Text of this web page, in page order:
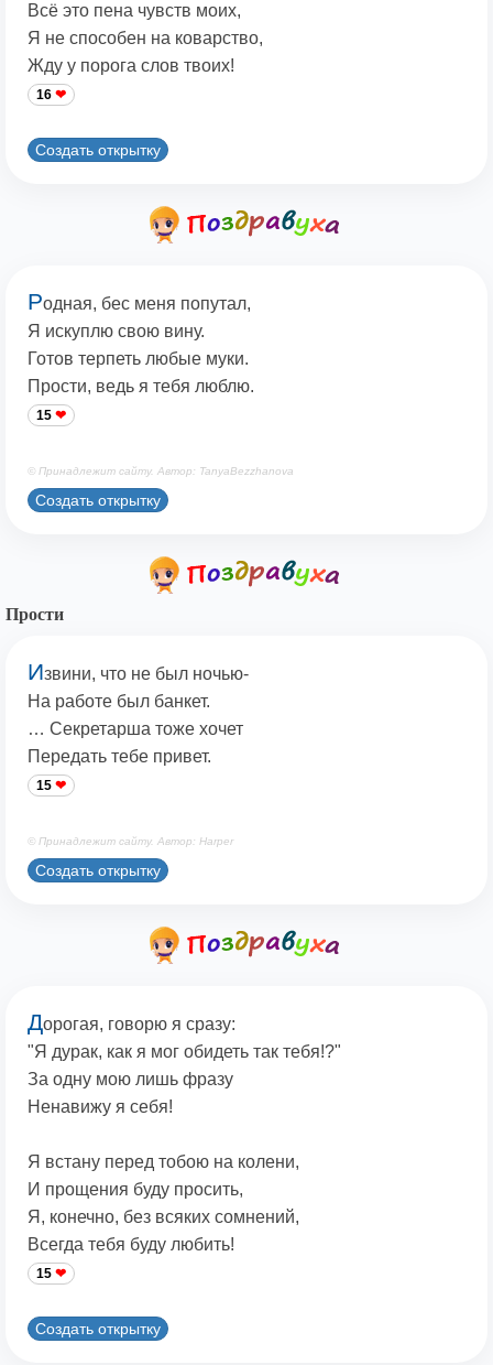
Всё это пена чувств моих,
Я не способен на коварство,
Жду у порога слов твоих!
16
Создать открытку
Родная, бес меня попутал,
Я искуплю свою вину.
Готов терпеть любые муки.
Прости, ведь я тебя люблю.
15
© Принадлежит сайту. Автор: TanyaBezzhanova
Создать открытку
Прости
Извини, что не был ночью-
На работе был банкет.
… Секретарша тоже хочет
Передать тебе привет.
15
© Принадлежит сайту. Автор: Harper
Создать открытку
Дорогая, говорю я сразу:
"Я дурак, как я мог обидеть так тебя!?"
За одну мою лишь фразу
Ненавижу я себя!
Я встану перед тобою на колени,
И прощения буду просить,
Я, конечно, без всяких сомнений,
Всегда тебя буду любить!
15
Создать открытку